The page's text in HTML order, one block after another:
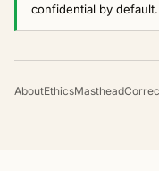
confidential by default.
AboutEthicsMasthead